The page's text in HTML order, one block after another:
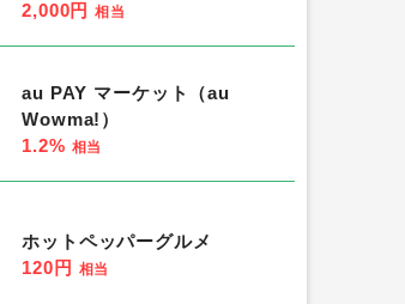
2,000円 相当
au PAY マーケット（au
Wowma!）
1.2% 相当
ホットペッパーグルメ
120円 相当